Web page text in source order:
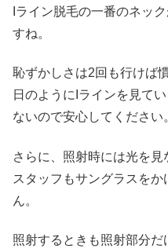
Iライン脱毛の一番のネッ
すね。
恥ずかしさは2回も行けば
日のようにIラインを見て
ないので安心してください
さらに、照射時には光を見
スタッフもサングラスを
ん。
照射するときも照射部分